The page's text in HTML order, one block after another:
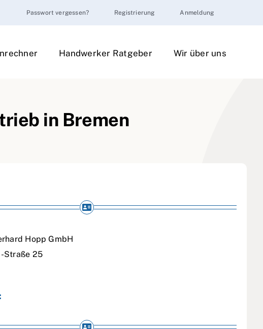
Passwort vergessen? Registrierung Anmeldung
Handwerker Ratgeber Wir über uns
in Bremen
Hopp GmbH
Straße 25